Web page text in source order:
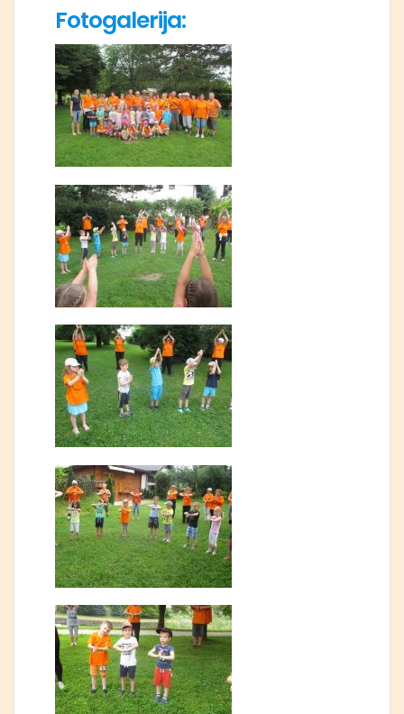
Fotogalerija: